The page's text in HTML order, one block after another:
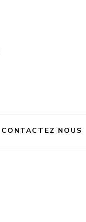
CONTACTEZ NOUS